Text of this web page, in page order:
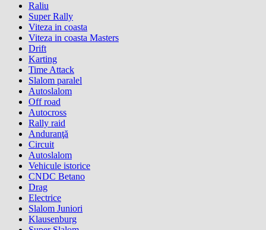
Raliu
Super Rally
Viteza in coasta
Viteza in coasta Masters
Drift
Karting
Time Attack
Slalom paralel
Autoslalom
Off road
Autocross
Rally raid
Anduranţă
Circuit
Autoslalom
Vehicule istorice
CNDC Betano
Drag
Electrice
Slalom Juniori
Klausenburg